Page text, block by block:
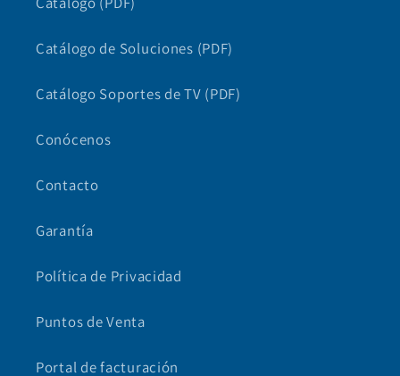
Catálogo de Soluciones (PDF)
Catálogo Soportes de TV (PDF)
Conócenos
Contacto
Garantía
Política de Privacidad
Puntos de Venta
Portal de facturación